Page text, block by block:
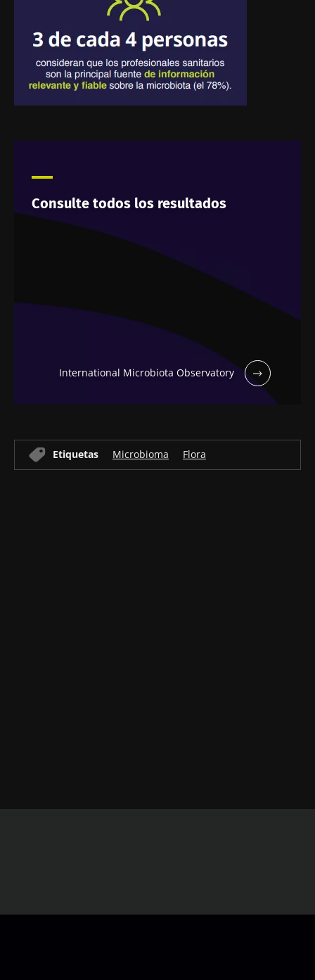
Consulte todos los resultados
International Microbiota Observatory
Etiquetas Microbioma Flora